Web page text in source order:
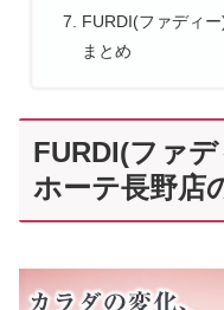
FURDI(ファディ
まとめ
FURDI(ファ
ホーテ長野店